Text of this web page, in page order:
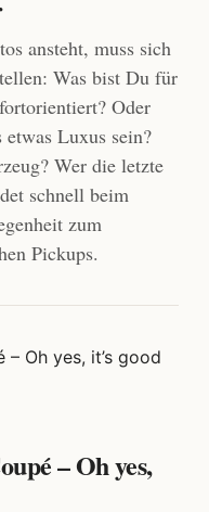
ansteht, muss sich
Was bist Du für
Oder
Luxus sein?
Wer die letzte
schnell beim
zum
Pickups.
– Oh yes,